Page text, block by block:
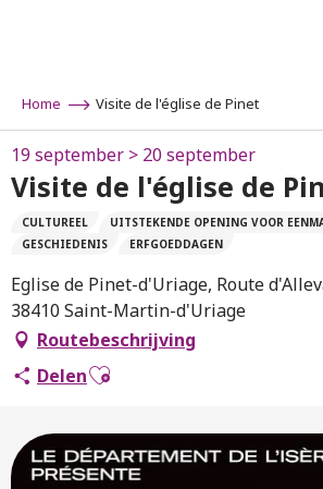
Home Visite de l'église de Pinet
19 september > 20 september
Visite de l'église de
CULTUREEL
UITSTEKENDE OPENING VOOR
GESCHIEDENIS
ERFGOEDDAGEN
Eglise de Pinet-d'Uriage, Route
38410 Saint-Martin-d'Uriage
Routebeschrijving
DelenAjouter aux favoris